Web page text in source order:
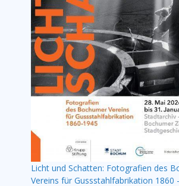
Licht und Schatten: Fotografien des
Vereins für Gussstahlfabrikation 1860